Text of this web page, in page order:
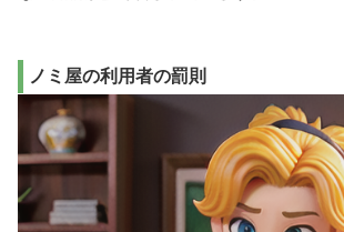
ノミ屋の利用者の罰則